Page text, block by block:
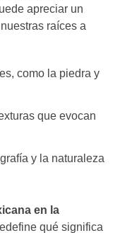
apreciar un
raíces a
como la piedra y
que evocan
y la naturaleza
en la
qué significa